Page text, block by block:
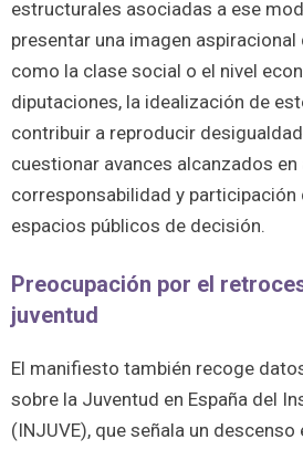
estructurales asociadas a ese
presentar una imagen
como la clase social o el nivel
diputaciones, la idealización de
contribuir a reproducir
cuestionar avances alcanzados
corresponsabilidad y participación
espacios públicos de decisión.
Preocupación por el
juventud
El manifiesto también recoge
sobre la Juventud en España del
(INJUVE), que señala un